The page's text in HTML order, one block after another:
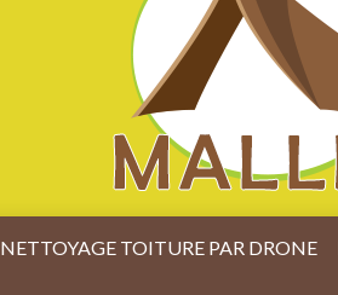
NETTOYAGE TOITURE PAR DRONE